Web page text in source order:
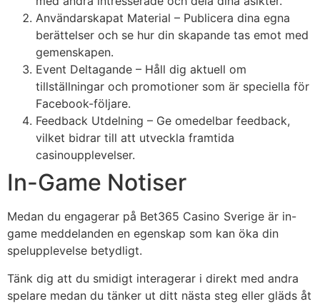
Användarskapat Material – Publicera dina egna
berättelser och se hur din skapande tas emot med
gemenskapen.
Event Deltagande – Håll dig aktuell om
tillställningar och promotioner som är speciella för
Facebook-följare.
Feedback Utdelning – Ge omedelbar feedback,
vilket bidrar till att utveckla framtida
casinoupplevelser.
In-Game Notiser
Medan du engagerar på Bet365 Casino Sverige är in-
game meddelanden en egenskap som kan öka din
spelupplevelse betydligt.
Tänk dig att du smidigt interagerar i direkt med andra
spelare medan du tänker ut ditt nästa steg eller gläds åt